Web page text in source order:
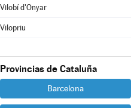
Vilobí d'Onyar
Vilopriu
Provincias de Cataluña
Barcelona